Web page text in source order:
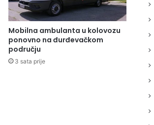
Mobilna ambulanta u kolovozu
ponovno na đurđevačkom
području
3 sata prije